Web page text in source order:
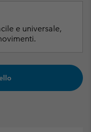
e universale,